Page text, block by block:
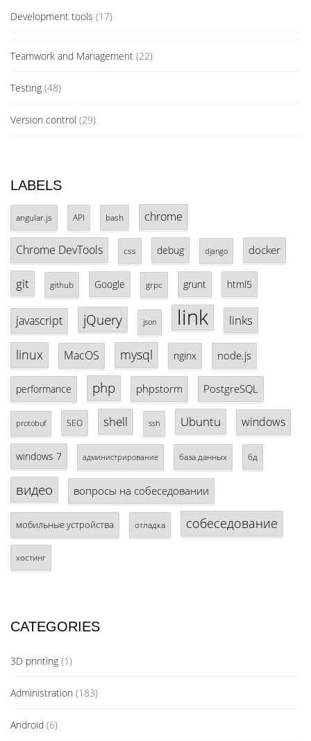
Development tools (17)
Teamwork and Management (22)
Testing (48)
Version control (29)
LABELS
angular.js API bash chrome
Chrome DevTools css debug django docker
git github Google grpc grunt html5
javascript jQuery json link links
linux MacOS mysql nginx node.js
performance php phpstorm PostgreSQL
protobuf SEO shell ssh Ubuntu windows
windows 7 администрирование база данных бд
видео вопросы на собеседовании
мобильные устройства отладка собеседование
хостинг
CATEGORIES
3D printing (1)
Administration (183)
Android (6)